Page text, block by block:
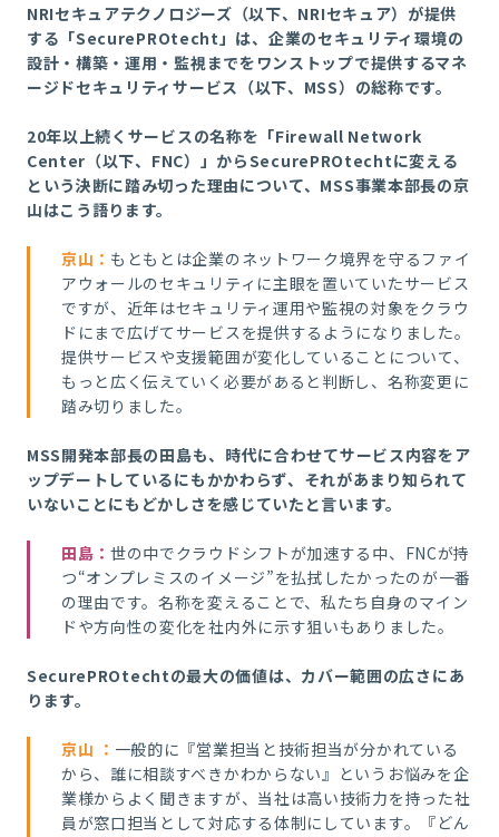
NRIセキュアテクノロジーズ（以下、NRIセキュア）が提供
する「SecurePROtecht」は、企業のセキュリティ環境の
設計・構築・運用・監視までをワンストップで提供するマネ
ージドセキュリティサービス（以下、MSS）の総称です。
20年以上続くサービスの名称を「Firewall Network
Center（以下、FNC）」からSecurePROtechtに変える
という決断に踏み切った理由について、MSS事業本部長の京
山はこう語ります。
京山 ： もともとは企業のネットワーク境界を守るファイ
アウォールのセキュリティに主眼を置いていたサービス
ですが、近年はセキュリティ運用や監視の対象をクラウ
ドにまで広げてサービスを提供するようになりました。
提供サービスや支援範囲が変化していることについて、
もっと広く伝えていく必要があると判断し、名称変更に
踏み切りました。
MSS開発本部長の田島も、時代に合わせてサービス内容をア
ップデートしているにもかかわらず、それがあまり知られて
いないことにもどかしさを感じていたと言います。
田島 ： 世の中でクラウドシフトが加速する中、FNCが持
つ“オンプレミスのイメージ”を払拭したかったのが一番
の理由です。名称を変えることで、私たち自身のマイン
ドや方向性の変化を社内外に示す狙いもありました。
SecurePROtechtの最大の価値は、カバー範囲の広さにあ
ります。
京山 ： 一般的に『営業担当と技術担当が分かれている
から、誰に相談すべきかわからない』というお悩みを企
業様からよく聞きますが、当社は高い技術力を持った社
員が窓口担当として対応する体制にしています。『どん